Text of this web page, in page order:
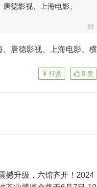
德影视、上海电影、
8 赞
打赏